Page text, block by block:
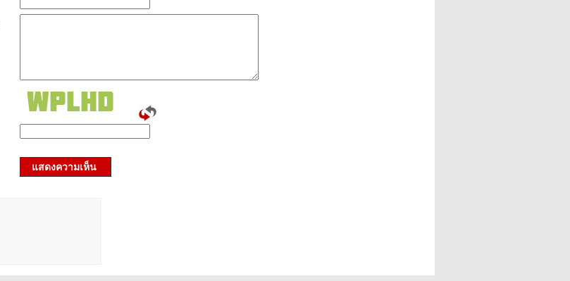
แสดงความเห็น